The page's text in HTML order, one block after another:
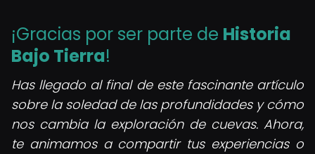
¡Gracias por ser parte de Historia
Bajo Tierra!
Has llegado al final de este fascinante artículo
sobre la soledad de las profundidades y cómo
nos cambia la exploración de cuevas. Ahora,
te animamos a compartir tus experiencias o